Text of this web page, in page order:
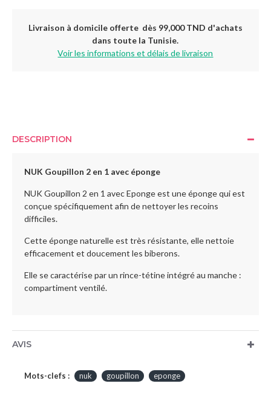
Livraison à domicile offerte dès 99,000 TND d'achats
dans toute la Tunisie.
Voir les informations et délais de livraison
DESCRIPTION
NUK Goupillon 2 en 1 avec éponge
NUK Goupillon 2 en 1 avec Eponge est une éponge qui est
conçue spécifiquement afin de nettoyer les recoins
difficiles.
Cette éponge naturelle est très résistante, elle nettoie
efficacement et doucement les biberons.
Elle se caractérise par un rince-tétine intégré au manche :
compartiment ventilé.
AVIS
Mots-clefs : nuk goupillon eponge